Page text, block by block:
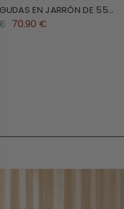
EN JARRÓN DE 55
70.90 €